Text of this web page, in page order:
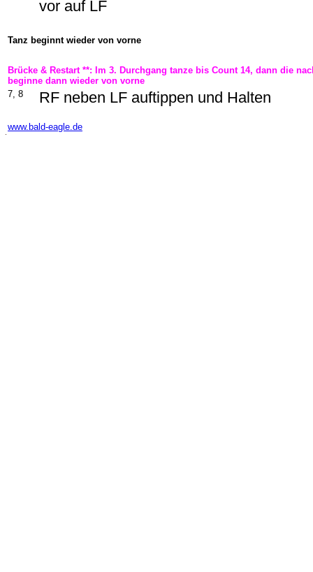
vor auf LF
Tanz beginnt wieder von vorne
Brücke & Restart **: Im 3. Durchgang tanze bis Count 14, dann die
beginne dann wieder von vorne
7, 8
RF neben LF auftippen und Halten
www.bald-eagle.de